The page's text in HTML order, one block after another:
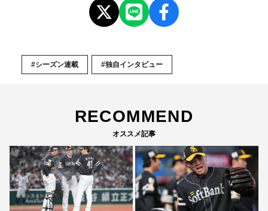
#シーズン連載 #独自インタビュー
RECOMMEND
オススメ記事